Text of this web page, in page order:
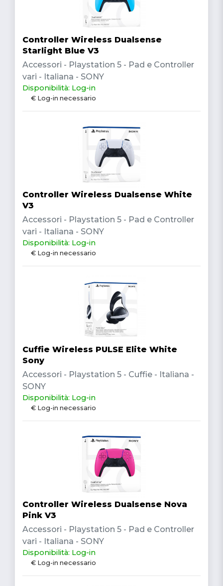
Controller Wireless Dualsense
Starlight Blue V3
Accessori - Playstation 5 - Pad e Controller
vari - Italiana - SONY
Disponibilità: Log-in
€ Log-in necessario
Controller Wireless Dualsense White
V3
Accessori - Playstation 5 - Pad e Controller
vari - Italiana - SONY
Disponibilità: Log-in
€ Log-in necessario
Cuffie Wireless PULSE Elite White
Sony
Accessori - Playstation 5 - Cuffie - Italiana -
SONY
Disponibilità: Log-in
€ Log-in necessario
Controller Wireless Dualsense Nova
Pink V3
Accessori - Playstation 5 - Pad e Controller
vari - Italiana - SONY
Disponibilità: Log-in
€ Log-in necessario